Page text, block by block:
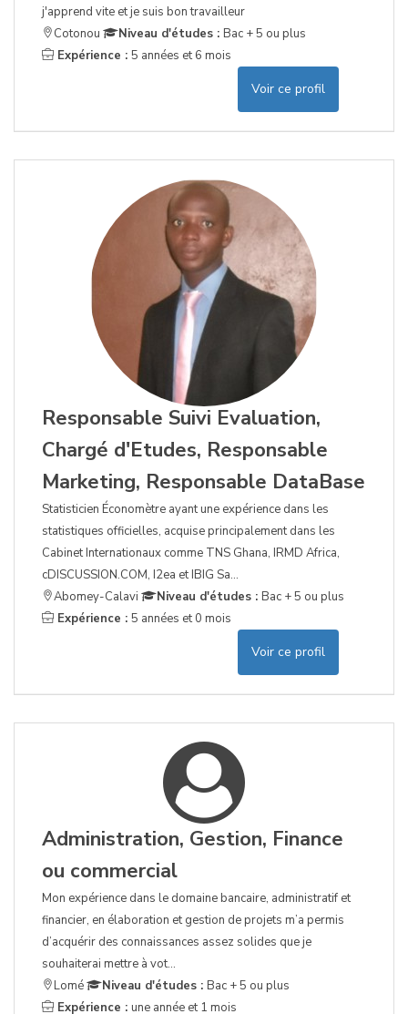
j'apprend vite et je suis bon travailleur
Cotonou
Niveau d'études : Bac + 5 ou plus
Expérience : 5 années et 6 mois
Voir ce profil
Responsable Suivi Evaluation,
Chargé d'Etudes, Responsable
Marketing, Responsable DataBase
Statisticien Économètre ayant une expérience dans les
statistiques officielles, acquise principalement dans les
Cabinet Internationaux comme TNS Ghana, IRMD Africa,
cDISCUSSION.COM, I2ea et IBIG Sa...
Abomey-Calavi
Niveau d'études : Bac + 5 ou plus
Expérience : 5 années et 0 mois
Voir ce profil
Administration, Gestion, Finance
ou commercial
Mon expérience dans le domaine bancaire, administratif et
financier, en élaboration et gestion de projets m’a permis
d’acquérir des connaissances assez solides que je
souhaiterai mettre à vot...
Lomé
Niveau d'études : Bac + 5 ou plus
Expérience : une année et 1 mois